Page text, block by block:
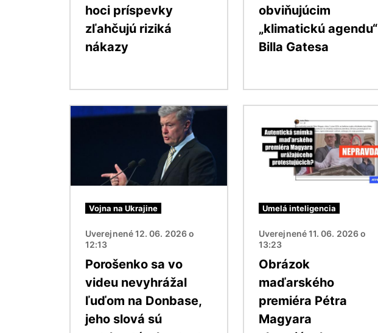
hoci príspevky
zľahčujú riziká
nákazy
obviňujúcim
„klimatickú agendu“
Billa Gatesa
Obrázok
Vojna na Ukrajine
Uverejnené 12. 06. 2026 o
12:13
Porošenko sa vo
videu nevyhrážal
ľuďom na Donbase,
jeho slová sú
Umelá inteligencia
Uverejnené 11. 06. 2026 o
13:23
Obrázok
maďarského
premiéra Pétra
Magyara